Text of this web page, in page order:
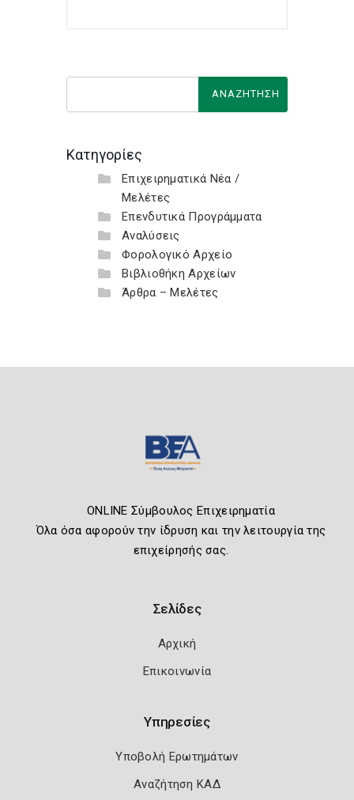
Κατηγορίες
Επιχειρηματικά Νέα /
Μελέτες
Επενδυτικά Προγράμματα
Αναλύσεις
Φορολογικό Αρχείο
Βιβλιοθήκη Αρχείων
Άρθρα – Μελέτες
ONLINE Σύμβουλος Επιχειρηματία
Όλα όσα αφορούν την ίδρυση και την λειτουργία της
επιχείρησής σας.
Σελίδες
Αρχική
Επικοινωνία
Υπηρεσίες
Υποβολή Ερωτημάτων
Αναζήτηση ΚΑΔ